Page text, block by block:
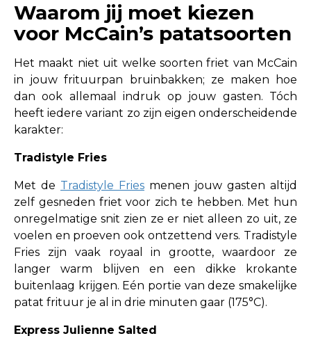
Waarom jij moet kiezen
voor McCain’s patatsoorten
Het maakt niet uit welke soorten friet van McCain
in jouw frituurpan bruinbakken; ze maken hoe
dan ook allemaal indruk op jouw gasten. Tóch
heeft iedere variant zo zijn eigen onderscheidende
karakter:
Tradistyle Fries
Met de Tradistyle Fries menen jouw gasten altijd
zelf gesneden friet voor zich te hebben. Met hun
onregelmatige snit zien ze er niet alleen zo uit, ze
voelen en proeven ook ontzettend vers. Tradistyle
Fries zijn vaak royaal in grootte, waardoor ze
langer warm blijven en een dikke krokante
buitenlaag krijgen. Eén portie van deze smakelijke
patat frituur je al in drie minuten gaar (175°C).
Express Julienne Salted